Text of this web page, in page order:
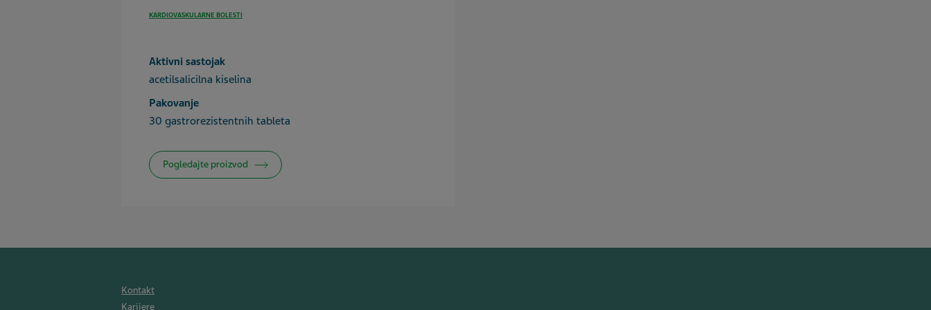
KARDIOVASKULARNE BOLESTI
Aktivni sastojak
acetilsalicilna kiselina
Pakovanje
30 gastrorezistentnih tableta
Pogledajte proizvod
Kontakt
Karijere